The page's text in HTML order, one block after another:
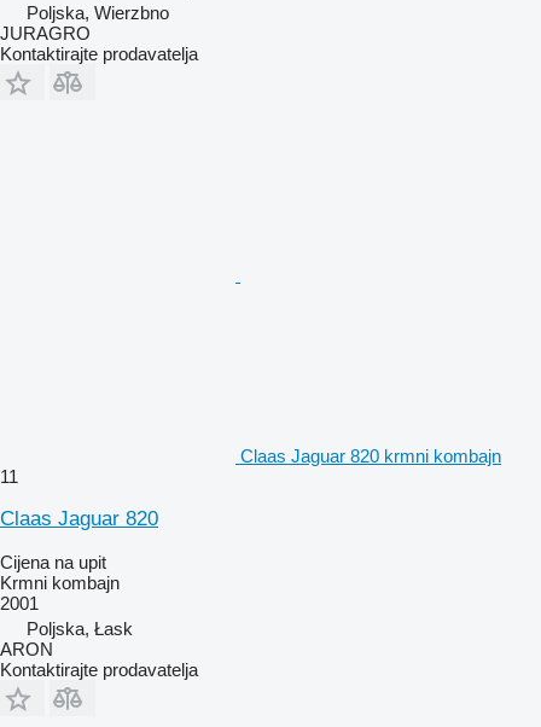
Poljska, Wierzbno
JURAGRO
Kontaktirajte prodavatelja
Claas Jaguar 820 krmni kombajn
11
Claas Jaguar 820
Cijena na upit
Krmni kombajn
2001
Poljska, Łask
ARON
Kontaktirajte prodavatelja